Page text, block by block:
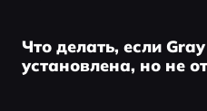
Что делать, если
установлена, но не